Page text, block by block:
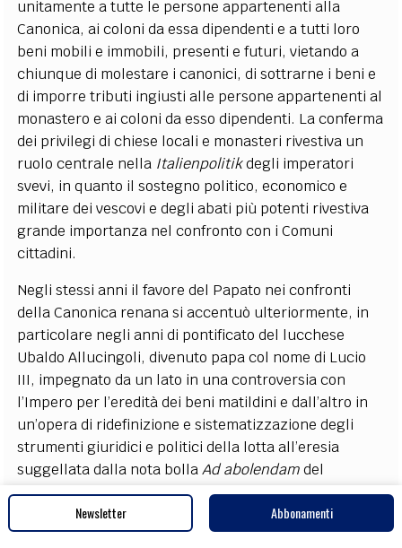
unitamente a tutte le persone appartenenti alla
Canonica, ai coloni da essa dipendenti e a tutti loro
beni mobili e immobili, presenti e futuri, vietando a
chiunque di molestare i canonici, di sottrarne i beni e
di imporre tributi ingiusti alle persone appartenenti al
monastero e ai coloni da esso dipendenti. La conferma
dei privilegi di chiese locali e monasteri rivestiva un
ruolo centrale nella Italienpolitikdegli imperatori
svevi, in quanto il sostegno politico, economico e
militare dei vescovi e degli abati più potenti rivestiva
grande importanza nel confronto con i Comuni
cittadini.
Negli stessi anni il favore del Papato nei confronti
della Canonica renana si accentuò ulteriormente, in
particolare negli anni di pontificato del lucchese
Ubaldo Allucingoli, divenuto papa col nome di Lucio
III, impegnato da un lato in una controversia con
l’Impero per l’eredità dei beni matildini e dall’altro in
un’opera di ridefinizione e sistematizzazione degli
strumenti giuridici e politici della lotta all’eresia
suggellata dalla nota bollaAd abolendamdel
novembre 1184. In tale contesto di lotta all’haeretica
e di rafforzamento delle istituzioni
ecclesiastiche, papa Lucio III prese sotto la propria
Newsletter Abbonamenti